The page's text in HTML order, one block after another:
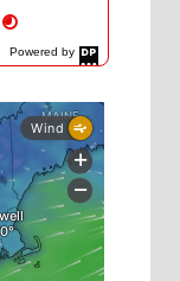
Powered by
DaysPedia.com